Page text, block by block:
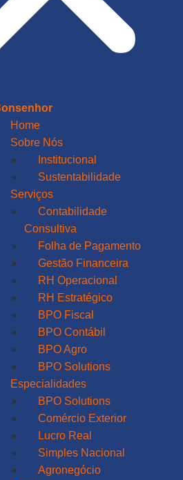
Home
Sobre Nós
Institucional
Sustentabilidade
Serviços
Contabilidade
Consultiva
Folha de Pagamento
Gestão Financeira
RH Operacional
RH Estratégico
BPO Fiscal
BPO Contábil
BPO Agro
BPO Solutions
Especialidades
BPO Solutions
Comércio Exterior
Lucro Real
Simples Nacional
Agronegócio